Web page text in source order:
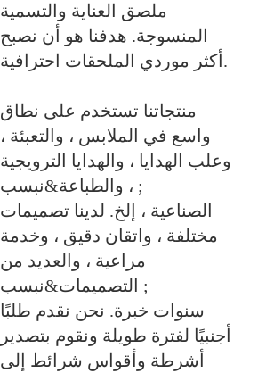
ملصق العناية والتسمية
المنسوجة. هدفنا هو أن نصبح
أكثر موردي الملحقات احترافية.
منتجاتنا تستخدم على نطاق
واسع في الملابس ، والتعبئة ،
وعلب الهدايا ، والهدايا الترويجية
، والطباعة&نبسب ;
الصناعية ، إلخ. لدينا تصميمات
مختلفة ، واتقان دقيق ، وخدمة
مراعية ، والعديد من
التصميمات&نبسب ;
سنوات خبرة. نحن نقدم طلبًا
أجنبيًا لفترة طويلة ونقوم بتصدير
أشرطة وأقواس شرائط إلى